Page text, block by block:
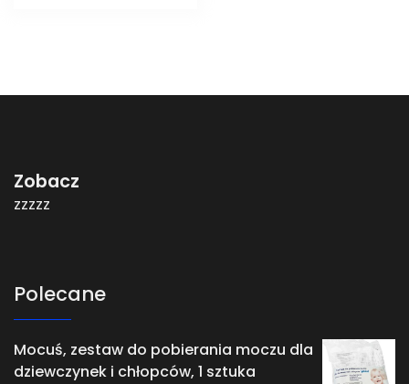
Zobacz
zzzzz
Polecane
Mocuś, zestaw do pobierania moczu dla
dziewczynek i chłopców, 1 sztuka